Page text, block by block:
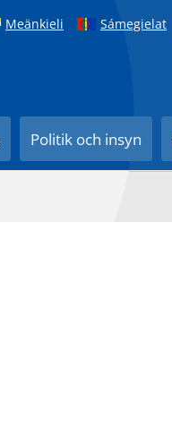
Meänkieli Sámegielat
Politik och insyn